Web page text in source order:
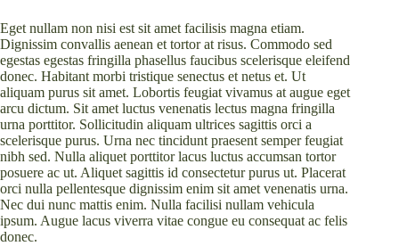
Eget nullam non nisi est sit amet facilisis magna etiam.
Dignissim convallis aenean et tortor at risus. Commodo sed
egestas egestas fringilla phasellus faucibus scelerisque eleifend
donec. Habitant morbi tristique senectus et netus et. Ut
aliquam purus sit amet. Lobortis feugiat vivamus at augue eget
arcu dictum. Sit amet luctus venenatis lectus magna fringilla
urna porttitor. Sollicitudin aliquam ultrices sagittis orci a
scelerisque purus. Urna nec tincidunt praesent semper feugiat
nibh sed. Nulla aliquet porttitor lacus luctus accumsan tortor
posuere ac ut. Aliquet sagittis id consectetur purus ut. Placerat
orci nulla pellentesque dignissim enim sit amet venenatis urna.
Nec dui nunc mattis enim. Nulla facilisi nullam vehicula
ipsum. Augue lacus viverra vitae congue eu consequat ac felis
donec.